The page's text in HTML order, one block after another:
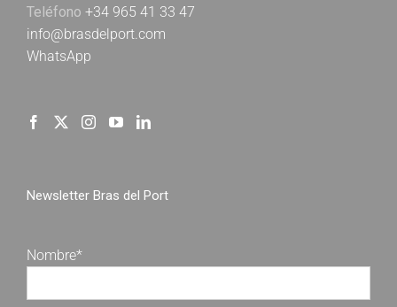
Teléfono +34 965 41 33 47
info@brasdelport.com
WhatsApp
Newsletter Bras del Port
Nombre*